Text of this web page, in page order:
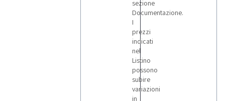
sezione
Documentazione.
I
prezzi
indicati
nel
Listino
possono
subire
variazioni
in